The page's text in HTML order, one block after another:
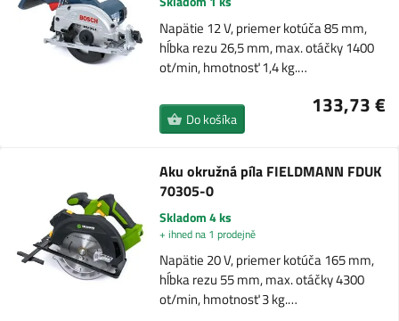
Napätie 12 V, priemer kotúča 85 mm,
hĺbka rezu 26,5 mm, max. otáčky 1400
ot/min, hmotnosť 1,4 kg.…
133,73 €
Do košíka
Aku okružná píla FIELDMANN FDUK
70305-0
Skladom 4 ks
+ ihned na 1 prodejně
Napätie 20 V, priemer kotúča 165 mm,
hĺbka rezu 55 mm, max. otáčky 4300
ot/min, hmotnosť 3 kg.…